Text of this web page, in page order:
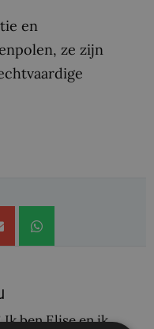
en
ze zijn
ben Elise en ik